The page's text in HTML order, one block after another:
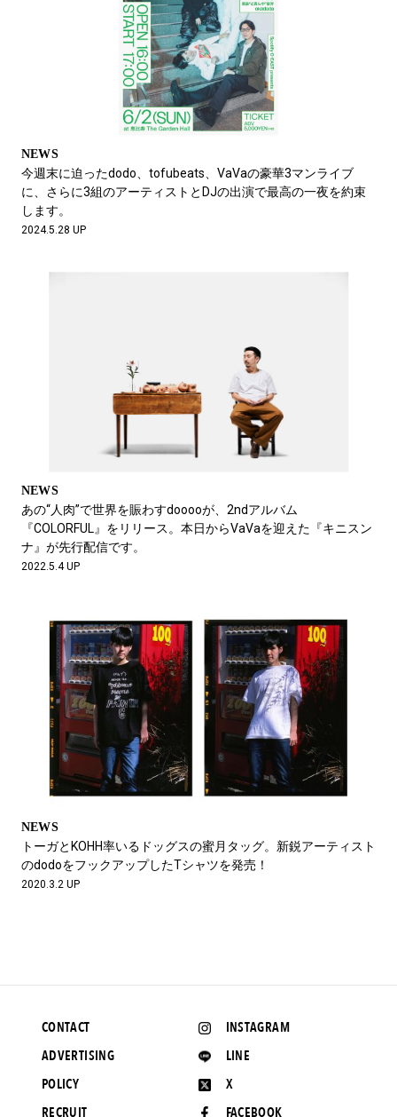
NEWS
今週末に迫ったdodo、tofubeats、VaVaの豪華3マンライブ
に、さらに3組のアーティストとDJの出演で最高の一夜を約束
します。
2024.5.28 UP
NEWS
あの“人肉”で世界を賑わすdooooが、2ndアルバム
『COLORFUL』をリリース。本日からVaVaを迎えた『キニスン
ナ』が先行配信です。
2022.5.4 UP
NEWS
トーガとKOHH率いるドッグスの蜜月タッグ。新鋭アーティスト
のdodoをフックアップしたTシャツを発売！
2020.3.2 UP
INSTAGRAM
LINE
X
FACEBOOK
CONTACT
ADVERTISING
POLICY
RECRUIT